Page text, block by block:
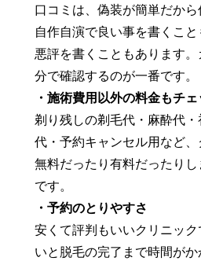
口コミは、偽装が簡単だから
自作自演で良い事を書くこ
悪評を書くこともあります
分で確認するのが一番です。
・施術費用以外の料金もチェ
剃り残しの剃毛代・麻酔代
代・予約キャンセル用など
無料だったり有料だったり
です。
・予約のとりやすさ
安くて評判もいいクリニック
いと脱毛の完了まで時間がか